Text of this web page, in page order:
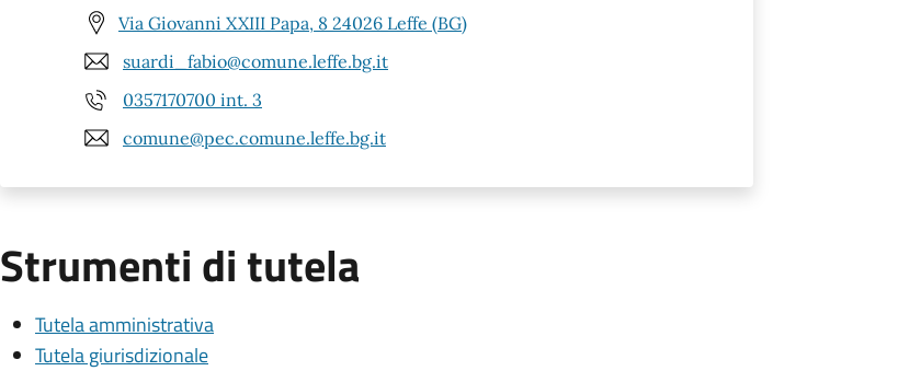
Via Giovanni XXIII Papa, 8 24026 Leffe (BG)
suardi_fabio@comune.leffe.bg.it
0357170700 int. 3
comune@pec.comune.leffe.bg.it
Strumenti di tutela
Tutela amministrativa
Tutela giurisdizionale